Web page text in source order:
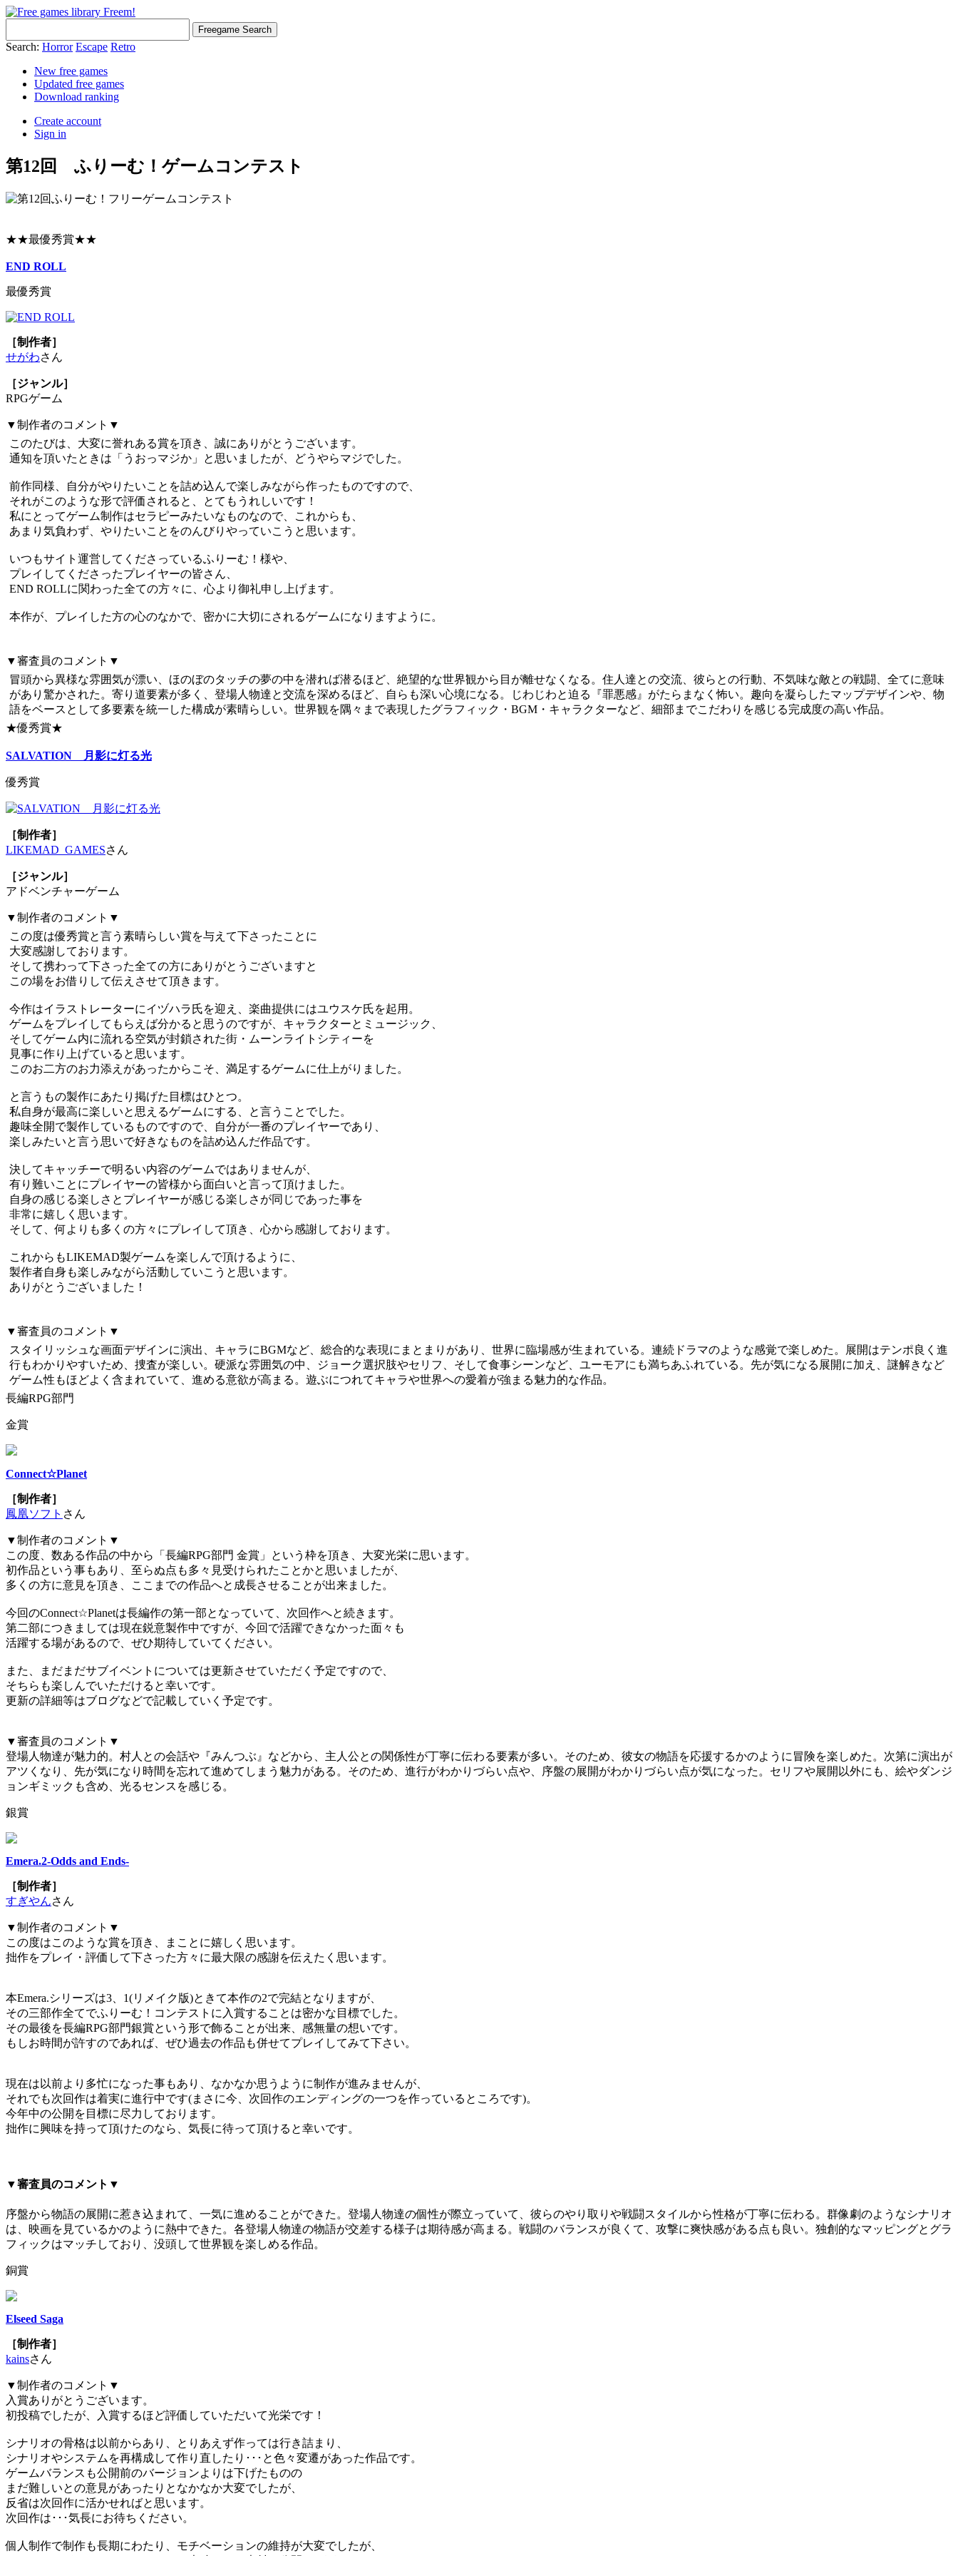
Search: Horror Escape Retro
New free games
Updated free games
Download ranking
Create account
Sign in
第12回 ふりーむ！ゲームコンテスト
★★最優秀賞★★
END ROLL
最優秀賞
［制作者］
せがわさん
［ジャンル］
RPGゲーム
▼制作者のコメント▼
このたびは、大変に誉れある賞を頂き、誠にありがとうございます。
通知を頂いたときは「うおっマジか」と思いましたが、どうやらマジでした。
前作同様、自分がやりたいことを詰め込んで楽しみながら作ったものですので、
それがこのような形で評価されると、とてもうれしいです！
私にとってゲーム制作はセラピーみたいなものなので、これからも、
あまり気負わず、やりたいことをのんびりやっていこうと思います。
いつもサイト運営してくださっているふりーむ！様や、
プレイしてくださったプレイヤーの皆さん、
END ROLLに関わった全ての方々に、心より御礼申し上げます。
本作が、プレイした方の心のなかで、密かに大切にされるゲームになりますように。
▼審査員のコメント▼
冒頭から異様な雰囲気が漂い、ほのぼのタッチの夢の中を潜れば潜るほど、絶望的な世界観から目が離せなくなる。住人達との交流、彼らとの行動、不気味な敵との戦闘、全てに意味
があり驚かされた。寄り道要素が多く、登場人物達と交流を深めるほど、自らも深い心境になる。じわじわと迫る『罪悪感』がたらまなく怖い。趣向を凝らしたマップデザインや、物
語をベースとして多要素を統一した構成が素晴らしい。世界観を隅々まで表現したグラフィック・BGM・キャラクターなど、細部までこだわりを感じる完成度の高い作品。
★優秀賞★
SALVATION 月影に灯る光
優秀賞
［制作者］
LIKEMAD_GAMESさん
［ジャンル］
アドベンチャーゲーム
▼制作者のコメント▼
この度は優秀賞と言う素晴らしい賞を与えて下さったことに
大変感謝しております。
そして携わって下さった全ての方にありがとうございますと
この場をお借りして伝えさせて頂きます。
今作はイラストレーターにイヅハラ氏を迎え、楽曲提供にはユウスケ氏を起用。
ゲームをプレイしてもらえば分かると思うのですが、キャラクターとミュージック、
そしてゲーム内に流れる空気が封鎖された街・ムーンライトシティーを
見事に作り上げていると思います。
このお二方のお力添えがあったからこそ、満足するゲームに仕上がりました。
と言うもの製作にあたり掲げた目標はひとつ。
私自身が最高に楽しいと思えるゲームにする、と言うことでした。
趣味全開で製作しているものですので、自分が一番のプレイヤーであり、
楽しみたいと言う思いで好きなものを詰め込んだ作品です。
決してキャッチーで明るい内容のゲームではありませんが、
有り難いことにプレイヤーの皆様から面白いと言って頂けました。
自身の感じる楽しさとプレイヤーが感じる楽しさが同じであった事を
非常に嬉しく思います。
そして、何よりも多くの方々にプレイして頂き、心から感謝しております。
これからもLIKEMAD製ゲームを楽しんで頂けるように、
製作者自身も楽しみながら活動していこうと思います。
ありがとうございました！
▼審査員のコメント▼
スタイリッシュな画面デザインに演出、キャラにBGMなど、総合的な表現にまとまりがあり、世界に臨場感が生まれている。連続ドラマのような感覚で楽しめた。展開はテンポ良く進
行もわかりやすいため、捜査が楽しい。硬派な雰囲気の中、ジョーク選択肢やセリフ、そして食事シーンなど、ユーモアにも満ちあふれている。先が気になる展開に加え、謎解きなど
ゲーム性もほどよく含まれていて、進める意欲が高まる。遊ぶにつれてキャラや世界への愛着が強まる魅力的な作品。
長編RPG部門
金賞
Connect☆Planet
［制作者］
鳳凰ソフト さん
▼制作者のコメント▼
この度、数ある作品の中から「長編RPG部門 金賞」という枠を頂き、大変光栄に思います。
初作品という事もあり、至らぬ点も多々見受けられたことかと思いましたが、
多くの方に意見を頂き、ここまでの作品へと成長させることが出来ました。
今回のConnect☆Planetは長編作の第一部となっていて、次回作へと続きます。
第二部につきましては現在鋭意製作中ですが、今回で活躍できなかった面々も
活躍する場があるので、ぜひ期待していてください。
また、まだまだサブイベントについては更新させていただく予定ですので、
そちらも楽しんでいただけると幸いです。
更新の詳細等はブログなどで記載していく予定です。
▼審査員のコメント▼
登場人物達が魅力的。村人との会話や『みんつぶ』などから、主人公との関係性が丁寧に伝わる要素が多い。そのため、彼女の物語を応援するかのように冒険を楽しめた。次第に演出が
アツくなり、先が気になり時間を忘れて進めてしまう魅力がある。そのため、進行がわかりづらい点や、序盤の展開がわかりづらい点が気になった。セリフや展開以外にも、絵やダンジ
ョンギミックも含め、光るセンスを感じる。
銀賞
Emera.2-Odds and Ends-
［制作者］
すぎやんさん
▼制作者のコメント▼
この度はこのような賞を頂き、まことに嬉しく思います。
拙作をプレイ・評価して下さった方々に最大限の感謝を伝えたく思います。
本Emera.シリーズは3、1(リメイク版)ときて本作の2で完結となりますが、
その三部作全てでふりーむ！コンテストに入賞することは密かな目標でした。
その最後を長編RPG部門銀賞という形で飾ることが出来、感無量の想いです。
もしお時間が許すのであれば、ぜひ過去の作品も併せてプレイしてみて下さい。
現在は以前より多忙になった事もあり、なかなか思うように制作が進みませんが、
それでも次回作は着実に進行中です(まさに今、次回作のエンディングの一つを作っているところです)。
今年中の公開を目標に尽力しております。
拙作に興味を持って頂けたのなら、気長に待って頂けると幸いです。
▼審査員のコメント▼
序盤から物語の展開に惹き込まれて、一気に進めることができた。登場人物達の個性が際立っていて、彼らのやり取りや戦闘スタイルから性格が丁寧に伝わる。群像劇のようなシナリオ
は、映画を見ているかのように熱中できた。各登場人物達の物語が交差する様子は期待感が高まる。戦闘のバランスが良くて、攻撃に爽快感がある点も良い。独創的なマッピングとグラ
フィックはマッチしており、没頭して世界観を楽しめる作品。
銅賞
Elseed Saga
［制作者］
kainsさん
▼制作者のコメント▼
入賞ありがとうございます。
初投稿でしたが、入賞するほど評価していただいて光栄です！
シナリオの骨格は以前からあり、とりあえず作っては行き詰まり、
シナリオやシステムを再構成して作り直したり･･･と色々変遷があった作品です。
ゲームバランスも公開前のバージョンよりは下げたものの
まだ難しいとの意見があったりとなかなか大変でしたが、
反省は次回作に活かせればと思います。
次回作は･･･気長にお待ちください。
個人制作で制作も長期にわたり、モチベーションの維持が大変でしたが、